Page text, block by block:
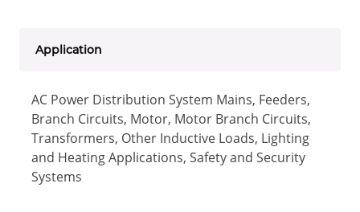
Application
AC Power Distribution System Mains, Feeders,
Branch Circuits, Motor, Motor Branch Circuits,
Transformers, Other Inductive Loads, Lighting
and Heating Applications, Safety and Security
Systems